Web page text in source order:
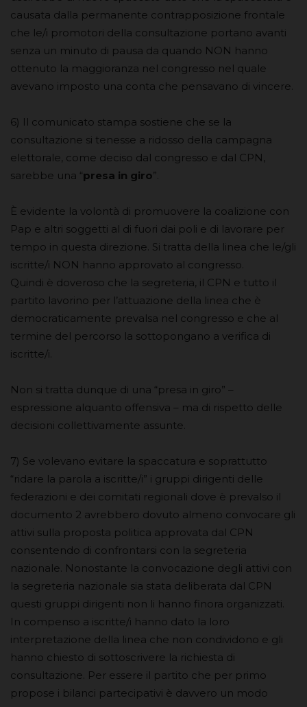
causata dalla permanente contrapposizione frontale
che le/i promotori della consultazione portano avanti
senza un minuto di pausa da quando NON hanno
ottenuto la maggioranza nel congresso nel quale
avevano imposto una conta che pensavano di vincere.
6) Il comunicato stampa sostiene che se la
consultazione si tenesse a ridosso della campagna
elettorale, come deciso dal congresso e dal CPN,
sarebbe una “presa in giro”.
È evidente la volontà di promuovere la coalizione con
Pap e altri soggetti al di fuori dai poli e di lavorare per
tempo in questa direzione. Si tratta della linea che le/gli
iscritte/i NON hanno approvato al congresso.
Quindi è doveroso che la segreteria, il CPN e tutto il
partito lavorino per l’attuazione della linea che è
democraticamente prevalsa nel congresso e che al
termine del percorso la sottopongano a verifica di
iscritte/i.
Non si tratta dunque di una “presa in giro” –
espressione alquanto offensiva – ma di rispetto delle
decisioni collettivamente assunte.
7) Se volevano evitare la spaccatura e soprattutto
“ridare la parola a iscritte/i” i gruppi dirigenti delle
federazioni e dei comitati regionali dove è prevalso il
documento 2 avrebbero dovuto almeno convocare gli
attivi sulla proposta politica approvata dal CPN
consentendo di confrontarsi con la segreteria
nazionale. Nonostante la convocazione degli attivi con
la segreteria nazionale sia stata deliberata dal CPN
questi gruppi dirigenti non li hanno finora organizzati.
In compenso a iscritte/i hanno dato la loro
interpretazione della linea che non condividono e gli
hanno chiesto di sottoscrivere la richiesta di
consultazione. Per essere il partito che per primo
propose i bilanci partecipativi è davvero un modo